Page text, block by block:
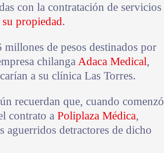
con la contratación de servicios
su propiedad.
de pesos destinados por
chilanga Adaca Medical,
a su clínica Las Torres.
recuerdan que, cuando comenzó
contrato a Poliplaza Médica,
aguerridos detractores de dicho